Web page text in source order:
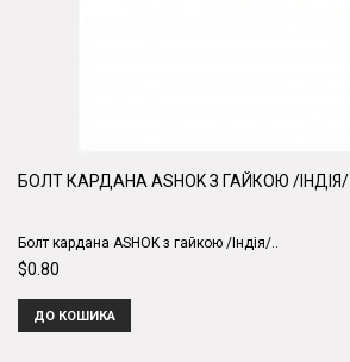
БОЛТ КАРДАНА ASHOK З ГАЙКОЮ /ІНДІЯ/
Болт кардана ASHOK з гайкою /Індія/..
$0.80
ДО КОШИКА